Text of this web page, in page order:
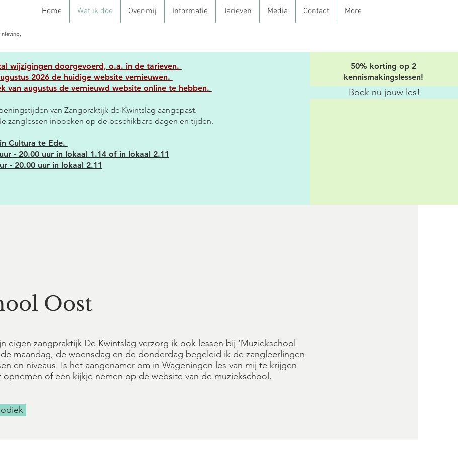
Home Wat ik doe Over mij Informatie Tarieven Media Contact More
wijzigingen doorgevoerd, o.a. in de tarieven.
2026 de huidige website vernieuwen.
van augustus de vernieuwd website online te hebben.
van Zangpraktijk de Kwintslag aangepast.
zanglessen inboeken op de beschikbare dagen en tijden.
Cultura te Ede.
- 20.00 uur in lokaal 1.14 of in lokaal 2.11
- 20.00 uur in lokaal 2.11
50% korting op 2
kennismakingslessen!
Boek nu jouw les!
Oost
eigen zangpraktijk De Kwintslag verzorg ik ook lessen bij ‘Muziekschool
maandag, de woensdag en de donderdag begeleid ik de zangleerlingen
en niveaus. Is het aangenamer om in Wageningen les van mij te krijgen
opnemen of een kijkje nemen op de website van de muziekschool .